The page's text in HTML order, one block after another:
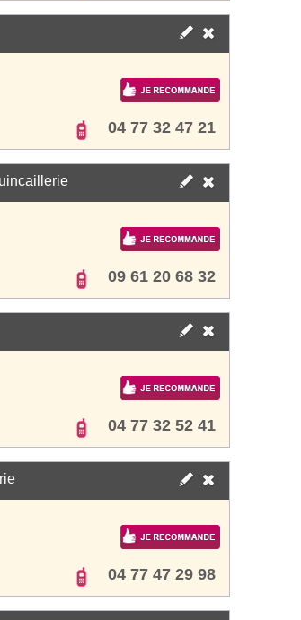
04 77 32 47 21
09 61 20 68 32
04 77 32 52 41
04 77 47 29 98